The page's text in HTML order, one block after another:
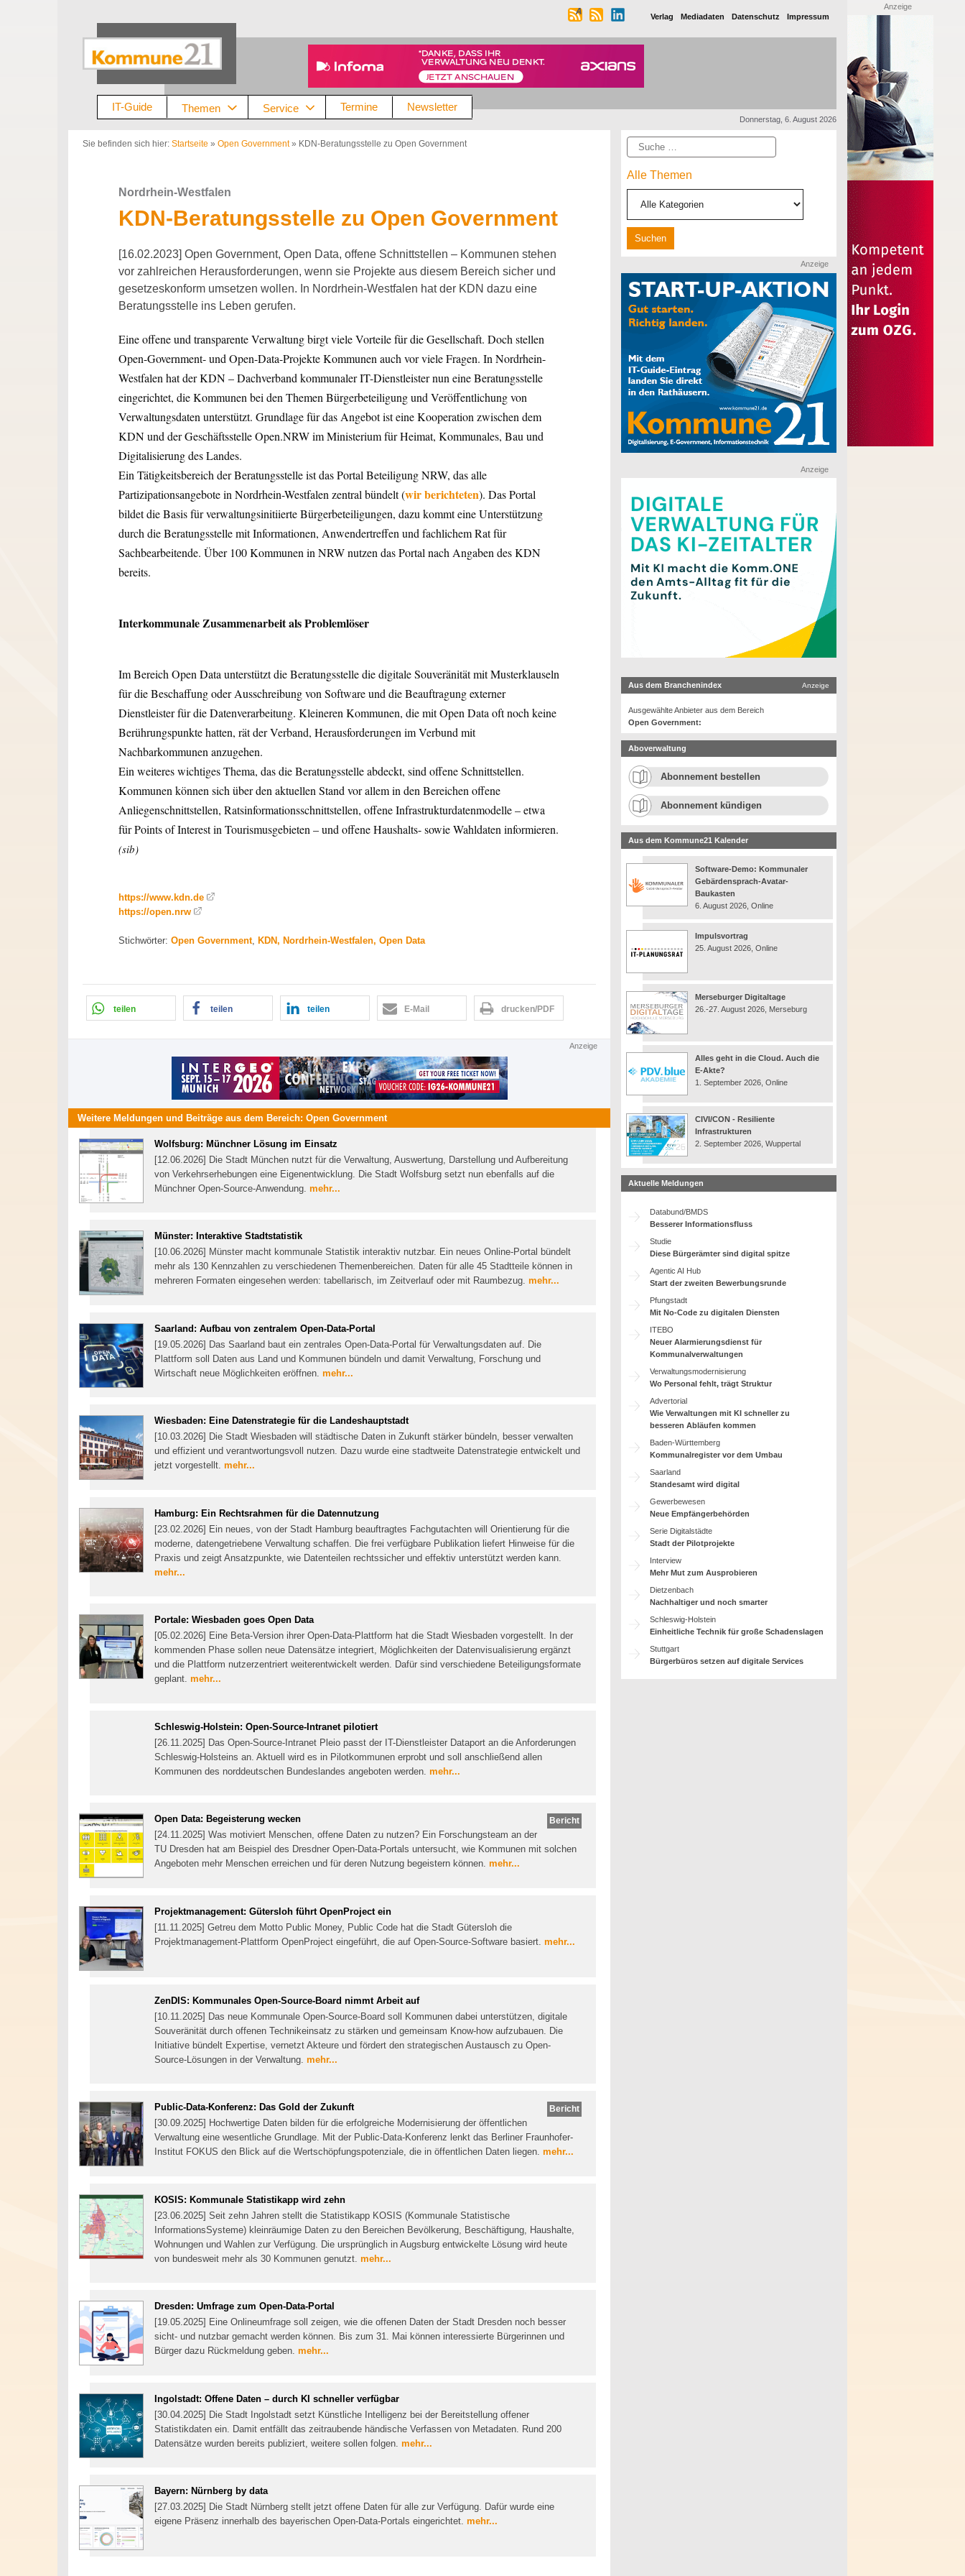
Verlag Mediadaten Datenschutz Impressum
IT-Guide Themen Service Termine Newsletter
Donnerstag, 6. August 2026
Sie befinden sich hier: Startseite » Open Government» KDN-Beratungsstelle zu Open Government
Nordrhein-Westfalen
KDN-Beratungsstelle zu Open Government
[16.02.2023] Open Government, Open Data, offene Schnittstellen – Kommunen stehen
vor zahlreichen Herausforderungen, wenn sie Projekte aus diesem Bereich sicher und
gesetzeskonform umsetzen wollen. In Nordrhein-Westfalen hat der KDN dazu eine
Beratungsstelle ins Leben gerufen.
Eine offene und transparente Verwaltung birgt viele Vorteile für die Gesellschaft. Doch stellen
Open-Government- und Open-Data-Projekte Kommunen auch vor viele Fragen. In Nordrhein-
Westfalen hat der KDN – Dachverband kommunaler IT-Dienstleister nun eine Beratungsstelle
eingerichtet, die Kommunen bei den Themen Bürgerbeteiligung und Veröffentlichung von
Verwaltungsdaten unterstützt. Grundlage für das Angebot ist eine Kooperation zwischen dem
KDN und der Geschäftsstelle Open.NRW im Ministerium für Heimat, Kommunales, Bau und
Digitalisierung des Landes.
Ein Tätigkeitsbereich der Beratungsstelle ist das Portal Beteiligung NRW, das alle
Partizipationsangebote in Nordrhein-Westfalen zentral bündelt (wir berichteten). Das Portal
bildet die Basis für verwaltungsinitiierte Bürgerbeteiligungen, dazu kommt eine Unterstützung
durch die Beratungsstelle mit Informationen, Anwendertreffen und fachlichem Rat für
Sachbearbeitende. Über 100 Kommunen in NRW nutzen das Portal nach Angaben des KDN
bereits.
Interkommunale Zusammenarbeit als Problemlöser
Im Bereich Open Data unterstützt die Beratungsstelle die digitale Souveränität mit Musterklauseln
für die Beschaffung oder Ausschreibung von Software und die Beauftragung externer
Dienstleister für die Datenverarbeitung. Kleineren Kommunen, die mit Open Data oft noch keine
Berührungspunkte hatten, rät der Verband, Herausforderungen im Verbund mit
Nachbarkommunen anzugehen.
Ein weiteres wichtiges Thema, das die Beratungsstelle abdeckt, sind offene Schnittstellen.
Kommunen können sich über den aktuellen Stand vor allem in den Bereichen offene
Anliegenschnittstellen, Ratsinformationsschnittstellen, offene Infrastrukturdatenmodelle – etwa
für Points of Interest in Tourismusgebieten – und offene Haushalts- sowie Wahldaten informieren.
(sib)
https://www.kdn.de
https://open.nrw
Stichwörter: Open Government, KDN, Nordrhein-Westfalen, Open Data
teilen teilen teilen E-Mail drucken/PDF
Anzeige
Weitere Meldungen und Beiträge aus dem Bereich: Open Government
Wolfsburg: Münchner Lösung im Einsatz
[12.06.2026] Die Stadt München nutzt für die Verwaltung, Auswertung, Darstellung und Aufbereitung
von Verkehrserhebungen eine Eigenentwicklung. Die Stadt Wolfsburg setzt nun ebenfalls auf die
Münchner Open-Source-Anwendung. mehr...
Münster: Interaktive Stadtstatistik
[10.06.2026] Münster macht kommunale Statistik interaktiv nutzbar. Ein neues Online-Portal bündelt
mehr als 130 Kennzahlen zu verschiedenen Themenbereichen. Daten für alle 45 Stadtteile können in
mehreren Formaten eingesehen werden: tabellarisch, im Zeitverlauf oder mit Raumbezug. mehr...
Saarland: Aufbau von zentralem Open-Data-Portal
[19.05.2026] Das Saarland baut ein zentrales Open-Data-Portal für Verwaltungsdaten auf. Die
Plattform soll Daten aus Land und Kommunen bündeln und damit Verwaltung, Forschung und
Wirtschaft neue Möglichkeiten eröffnen. mehr...
Wiesbaden: Eine Datenstrategie für die Landeshauptstadt
[10.03.2026] Die Stadt Wiesbaden will städtische Daten in Zukunft stärker bündeln, besser verwalten
und effizient und verantwortungsvoll nutzen. Dazu wurde eine stadtweite Datenstrategie entwickelt und
jetzt vorgestellt. mehr...
Hamburg: Ein Rechtsrahmen für die Datennutzung
[23.02.2026] Ein neues, von der Stadt Hamburg beauftragtes Fachgutachten will Orientierung für die
moderne, datengetriebene Verwaltung schaffen. Die frei verfügbare Publikation liefert Hinweise für die
Praxis und zeigt Ansatzpunkte, wie Datenteilen rechtssicher und effektiv unterstützt werden kann.
mehr...
Portale: Wiesbaden goes Open Data
[05.02.2026] Eine Beta-Version ihrer Open-Data-Plattform hat die Stadt Wiesbaden vorgestellt. In der
kommenden Phase sollen neue Datensätze integriert, Möglichkeiten der Datenvisualisierung ergänzt
und die Plattform nutzerzentriert weiterentwickelt werden. Dafür sind verschiedene Beteiligungsformate
geplant. mehr...
Schleswig-Holstein: Open-Source-Intranet pilotiert
[26.11.2025] Das Open-Source-Intranet Pleio passt der IT-Dienstleister Dataport an die Anforderungen
Schleswig-Holsteins an. Aktuell wird es in Pilotkommunen erprobt und soll anschließend allen
Kommunen des norddeutschen Bundeslandes angeboten werden. mehr...
Bericht
Open Data: Begeisterung wecken
[24.11.2025] Was motiviert Menschen, offene Daten zu nutzen? Ein Forschungsteam an der
TU Dresden hat am Beispiel des Dresdner Open-Data-Portals untersucht, wie Kommunen mit solchen
Angeboten mehr Menschen erreichen und für deren Nutzung begeistern können. mehr...
Projektmanagement: Gütersloh führt OpenProject ein
[11.11.2025] Getreu dem Motto Public Money, Public Code hat die Stadt Gütersloh die
Projektmanagement-Plattform OpenProject eingeführt, die auf Open-Source-Software basiert. mehr...
ZenDIS: Kommunales Open-Source-Board nimmt Arbeit auf
[10.11.2025] Das neue Kommunale Open-Source-Board soll Kommunen dabei unterstützen, digitale
Souveränität durch offenen Technikeinsatz zu stärken und gemeinsam Know-how aufzubauen. Die
Initiative bündelt Expertise, vernetzt Akteure und fördert den strategischen Austausch zu Open-
Source-Lösungen in der Verwaltung. mehr...
Bericht
Public-Data-Konferenz: Das Gold der Zukunft
[30.09.2025] Hochwertige Daten bilden für die erfolgreiche Modernisierung der öffentlichen
Verwaltung eine wesentliche Grundlage. Mit der Public-Data-Konferenz lenkt das Berliner Fraunhofer-
Institut FOKUS den Blick auf die Wertschöpfungspotenziale, die in öffentlichen Daten liegen. mehr...
KOSIS: Kommunale Statistikapp wird zehn
[23.06.2025] Seit zehn Jahren stellt die Statistikapp KOSIS (Kommunale Statistische
InformationsSysteme) kleinräumige Daten zu den Bereichen Bevölkerung, Beschäftigung, Haushalte,
Wohnungen und Wahlen zur Verfügung. Die ursprünglich in Augsburg entwickelte Lösung wird heute
von bundesweit mehr als 30 Kommunen genutzt. mehr...
Dresden: Umfrage zum Open-Data-Portal
[19.05.2025] Eine Onlineumfrage soll zeigen, wie die offenen Daten der Stadt Dresden noch besser
sicht- und nutzbar gemacht werden können. Bis zum 31. Mai können interessierte Bürgerinnen und
Bürger dazu Rückmeldung geben. mehr...
Ingolstadt: Offene Daten – durch KI schneller verfügbar
[30.04.2025] Die Stadt Ingolstadt setzt Künstliche Intelligenz bei der Bereitstellung offener
Statistikdaten ein. Damit entfällt das zeitraubende händische Verfassen von Metadaten. Rund 200
Datensätze wurden bereits publiziert, weitere sollen folgen. mehr...
Bayern: Nürnberg by data
[27.03.2025] Die Stadt Nürnberg stellt jetzt offene Daten für alle zur Verfügung. Dafür wurde eine
eigene Präsenz innerhalb des bayerischen Open-Data-Portals eingerichtet. mehr...
Suche
Alle Themen
Anzeige
Anzeige
Aus dem Branchenindex Anzeige
Ausgewählte Anbieter aus dem Bereich
Open Government:
Aboverwaltung
Abonnement bestellen
Abonnement kündigen
Aus dem Kommune21 Kalender
Software-Demo: Kommunaler
Gebärdensprach-Avatar-
Baukasten
6. August 2026, Online
Impulsvortrag
25. August 2026, Online
Merseburger Digitaltage
26.-27. August 2026, Merseburg
Alles geht in die Cloud. Auch die
E-Akte?
1. September 2026, Online
CIVI/CON - Resiliente
Infrastrukturen
2. September 2026, Wuppertal
Aktuelle Meldungen
Databund/BMDS
Besserer Informationsfluss
Studie
Diese Bürgerämter sind digital spitze
Agentic AI Hub
Start der zweiten Bewerbungsrunde
Pfungstadt
Mit No-Code zu digitalen Diensten
ITEBO
Neuer Alarmierungsdienst für
Kommunalverwaltungen
Verwaltungsmodernisierung
Wo Personal fehlt, trägt Struktur
Advertorial
Wie Verwaltungen mit KI schneller zu
besseren Abläufen kommen
Baden-Württemberg
Kommunalregister vor dem Umbau
Saarland
Standesamt wird digital
Gewerbewesen
Neue Empfängerbehörden
Serie Digitalstädte
Stadt der Pilotprojekte
Interview
Mehr Mut zum Ausprobieren
Dietzenbach
Nachhaltiger und noch smarter
Schleswig-Holstein
Einheitliche Technik für große Schadenslagen
Stuttgart
Bürgerbüros setzen auf digitale Services
Anzeige